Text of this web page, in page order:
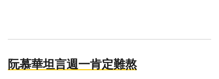
阮慕華坦言週一肯定難熬